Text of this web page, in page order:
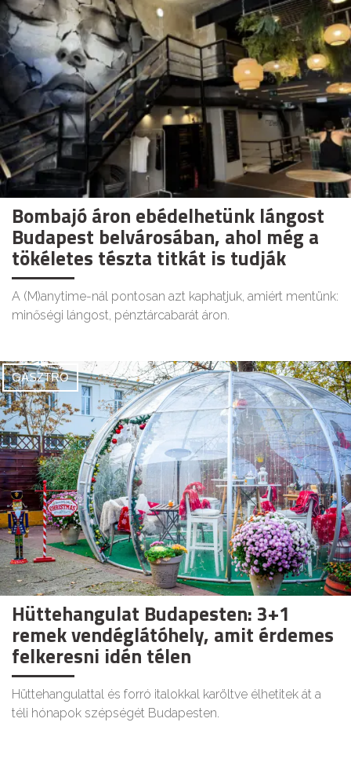
Bombajó áron ebédelhetünk lángost
Budapest belvárosában, ahol még a
tökéletes tészta titkát is tudják
A (M)anytime-nál pontosan azt kaphatjuk, amiért mentünk:
minőségi lángost, pénztárcabarát áron.
GASZTRO
Hüttehangulat Budapesten: 3+1
remek vendéglátóhely, amit érdemes
felkeresni idén télen
Hüttehangulattal és forró italokkal karöltve élhetitek át a
téli hónapok szépségét Budapesten.